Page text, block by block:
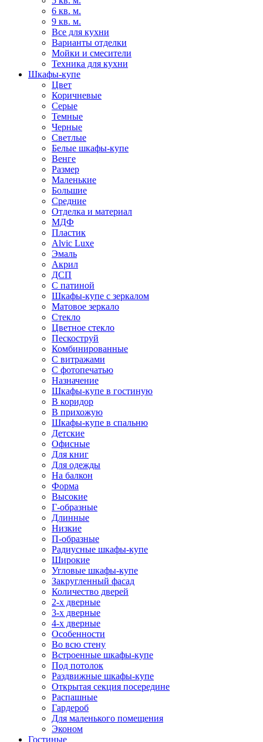
6 кв. м.
9 кв. м.
Все для кухни
Варианты отделки
Мойки и смесители
Техника для кухни
Шкафы-купе
Цвет
Коричневые
Серые
Темные
Черные
Светлые
Белые шкафы-купе
Венге
Размер
Маленькие
Большие
Средние
Отделка и материал
МДФ
Пластик
Alvic Luxe
Эмаль
Акрил
ДСП
С патиной
Шкафы-купе с зеркалом
Матовое зеркало
Стекло
Цветное стекло
Пескоструй
Комбинированные
С витражами
С фотопечатью
Назначение
Шкафы-купе в гостиную
В коридор
В прихожую
Шкафы-купе в спальню
Детские
Офисные
Для книг
Для одежды
На балкон
Форма
Высокие
Г-образные
Длинные
Низкие
П-образные
Радиусные шкафы-купе
Широкие
Угловые шкафы-купе
Закругленный фасад
Количество дверей
2-х дверные
3-х дверные
4-х дверные
Особенности
Во всю стену
Встроенные шкафы-купе
Под потолок
Раздвижные шкафы-купе
Открытая секция посередине
Распашные
Гардероб
Для маленького помещения
Эконом
Гостиные